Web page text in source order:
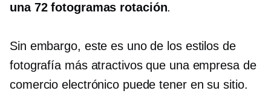
una 72 fotogramas rotación.
Sin embargo, este es uno de los estilos de
fotografía más atractivos que una empresa de
comercio electrónico puede tener en su sitio.